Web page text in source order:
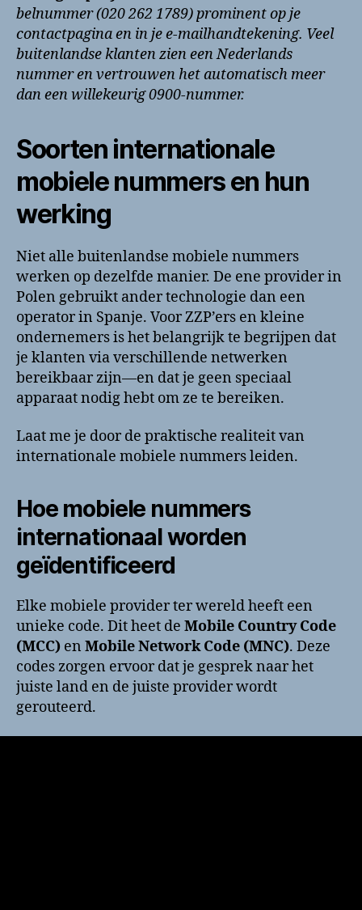
belnummer (020 262 1789) prominent op je
contactpagina en in je e-mailhandtekening. Veel
buitenlandse klanten zien een Nederlands
nummer en vertrouwen het automatisch meer
dan een willekeurig 0900-nummer.
Soorten internationale
mobiele nummers en hun
werking
Niet alle buitenlandse mobiele nummers
werken op dezelfde manier. De ene provider in
Polen gebruikt ander technologie dan een
operator in Spanje. Voor ZZP’ers en kleine
ondernemers is het belangrijk te begrijpen dat
je klanten via verschillende netwerken
bereikbaar zijn—en dat je geen speciaal
apparaat nodig hebt om ze te bereiken.
Laat me je door de praktische realiteit van
internationale mobiele nummers leiden.
Hoe mobiele nummers
internationaal worden
geïdentificeerd
Elke mobiele provider ter wereld heeft een
unieke code. Dit heet de Mobile Country Code
(MCC) en Mobile Network Code (MNC). Deze
codes zorgen ervoor dat je gesprek naar het
juiste land en de juiste provider wordt
gerouteerd.